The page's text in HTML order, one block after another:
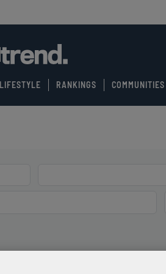
LIFESTYLE RANKINGS COMMUNITIES